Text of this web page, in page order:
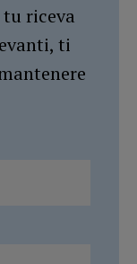
riceva
ti